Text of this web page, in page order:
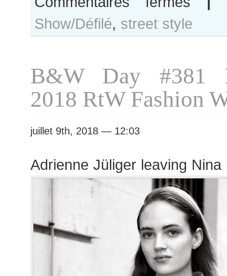
Dijkink
after
show
Show/Défilé, street style
B&W Day #381
2018 RtW Fashion
juillet 9th, 2018 — 12:03
Adrienne Jüliger leaving